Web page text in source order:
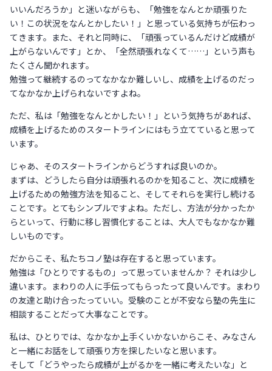
いいんだろうか」と迷いながらも、「勉強をなんとか頑張りた
い！この状況をなんとかしたい！」と思っている気持ちが伝わっ
てきます。また、それと同時に、「頑張っているんだけど成績が
上がらないんです」とか、「全然頑張れなくて……」という声も
たくさん聞かれます。
勉強って継続するのってなかなか難しいし、成績を上げるのだっ
てなかなか上げられないですよね。
ただ、私は「勉強をなんとかしたい！」という気持ちがあれば、
成績を上げるためのスタートラインにはもう立てていると思って
います。
じゃあ、そのスタートラインからどうすれば良いのか。
まずは、どうしたら自分は頑張れるのかを知ること、次に成績を
上げるための勉強方法を知ること、そしてそれらを実行し続ける
ことです。とてもシンプルですよね。ただし、方法が分かったか
らといって、行動に移し習慣化することは、大人でもなかなか難
しいものです。
だからこそ、私たちコノ塾は存在すると思っています。
勉強は「ひとりでするもの」って思っていませんか？ それは少し
違います。まわりの人に手伝ってもらったって良いんです。まわり
の友達と助け合ったっていい。受験のことが不安なら塾の先生に
相談することだって大事なことです。
私は、ひとりでは、なかなか上手くいかないからこそ、みなさん
と一緒にお話をして頑張り方を探したいなと思います。
そして「どうやったら成績が上がるかを一緒に考えたいな」と